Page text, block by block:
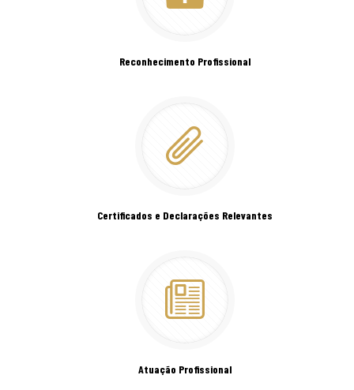
Reconhecimento Profissional
Certificados e Declarações Relevantes
Atuação Profissional